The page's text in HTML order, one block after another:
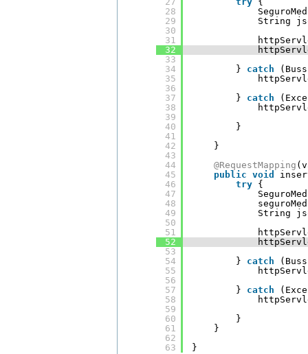
28
29
30
31
32
33
34
35
36
37
38
39
40
41
42
43
44
45
46
47
48
49
50
51
52
53
54
55
56
57
58
59
60
61
62
63
String
} catch
} catch
}
}
@RequestMapping
public void
try
{
String
} catch
} catch
}
}
}